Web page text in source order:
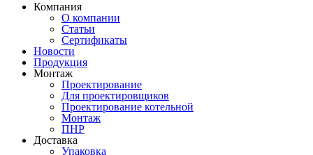
Компания
О компании
Статьи
Сертификаты
Новости
Продукция
Монтаж
Проектирование
Для проектировщиков
Проектирование котельной
Монтаж
ПНР
Доставка
Упаковка